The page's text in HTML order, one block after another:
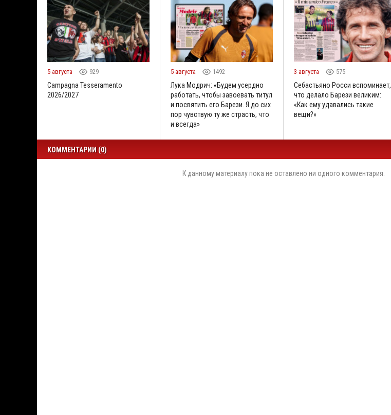
5 августа 929
Campagna Tesseramento
2026/2027
5 августа 1492
Лука Модрич: «Будем усердно
работать, чтобы завоевать титул
и посвятить его Барези. Я до сих
пор чувствую ту же страсть, что
и всегда»
3 августа 575
Себастьяно Росси вспоминает,
что делало Барези великим:
«Как ему удавались такие
вещи?»
КОММЕНТАРИИ (0)
К данному материалу пока не оставлено ни одного комментария.